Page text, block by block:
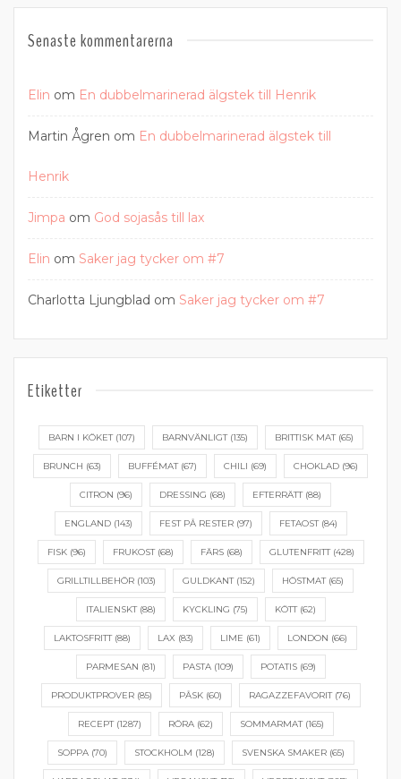
Senaste kommentarerna
Elin om En dubbelmarinerad älgstek till Henrik
Martin Ågren om En dubbelmarinerad älgstek till
Henrik
Jimpa om God sojasås till lax
Elin om Saker jag tycker om #7
Charlotta Ljungblad om Saker jag tycker om #7
Etiketter
BARN I KÖKET(107) BARNVÄNLIGT(135) BRITTISK MAT(65)
BRUNCH (63) BUFFÉMAT(67) CHILI (69) CHOKLAD (96)
CITRON (96) DRESSING (68) EFTERRÄTT(88)
ENGLAND(143) FEST PÅ RESTER(97) FETAOST(84)
FISK(96) FRUKOST(68) FÄRS(68) GLUTENFRITT(428)
GRILLTILLBEHÖR (103) GULDKANT(152) HÖSTMAT(65)
ITALIENSKT(88) KYCKLING (75) KÖTT(62)
LAKTOSFRITT(88) LAX (83) LIME (61) LONDON (66)
PARMESAN (81) PASTA(109) POTATIS(69)
PRODUKTPROVER(85) PÅSK(60) RAGAZZEFAVORIT(76)
RECEPT(1287) RÖRA(62) SOMMARMAT(165)
SOPPA(70) STOCKHOLM (128) SVENSKA SMAKER(65)